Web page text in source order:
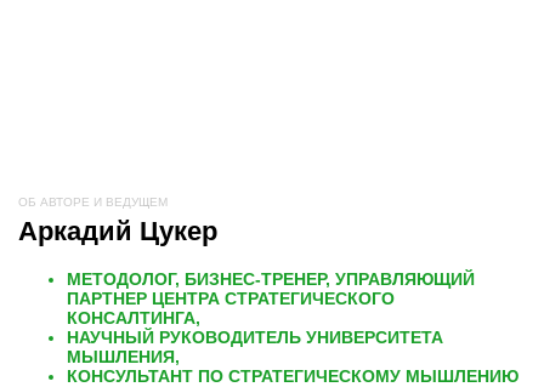
ОБ АВТОРЕ И ВЕДУЩЕМ
Аркадий Цукер
МЕТОДОЛОГ, БИЗНЕС-ТРЕНЕР, УПРАВЛЯЮЩИЙ
ПАРТНЕР ЦЕНТРА СТРАТЕГИЧЕСКОГО
КОНСАЛТИНГА,
НАУЧНЫЙ РУКОВОДИТЕЛЬ УНИВЕРСИТЕТА
МЫШЛЕНИЯ,
КОНСУЛЬТАНТ ПО СТРАТЕГИЧЕСКОМУ МЫШЛЕНИЮ